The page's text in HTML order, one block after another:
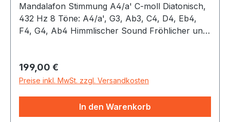
Mandalafon Stimmung A4/a' C-moll Diatonisch,
432 Hz 8 Töne: A4/a', G3, Ab3, C4, D4, Eb4,
F4, G4, Ab4 Himmlischer Sound Fröhlicher und
Farbe: Dunkelblau Rutschsichere Silikonfüße
Dekorative Leinen/Nylon-Kordel Eine robuste
zwei Schlägel mit weich ummantelten
Gummiköpfen sind inklusive. Das Mandalofon
Regulärer Preis:
199,00 €
Preise inkl. MwSt. zzgl. Versandkosten
In den Warenkorb